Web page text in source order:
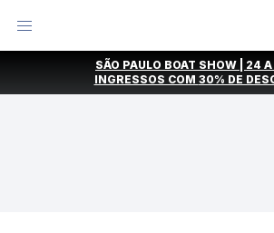
SÃO PAULO BOAT SHOW | 24
INGRESSOS COM 30% DE